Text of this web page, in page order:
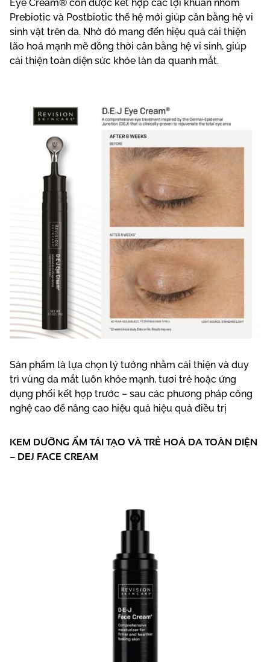
Eye Cream® còn được kết hợp các lợi khuẩn nhóm
Prebiotic và Postbiotic thế hệ mới giúp cân bằng hệ vi
sinh vật trên da. Nhờ đó mang đến hiệu quả cải thiện
lão hoá mạnh mẽ đồng thời cân bằng hệ vi sinh, giúp
cải thiện toàn diện sức khỏe làn da quanh mắt.
Sản phẩm là lựa chọn lý tưởng nhằm cải thiện và duy
trì vùng da mắt luôn khỏe mạnh, tươi trẻ hoặc ứng
dụng phối kết hợp trước – sau các phương pháp công
nghệ cao để nâng cao hiệu quả hiệu quả điều trị
KEM DƯỠNG ẨM TÁI TẠO VÀ TRẺ HOÁ DA TOÀN DIỆN
– DEJ FACE CREAM